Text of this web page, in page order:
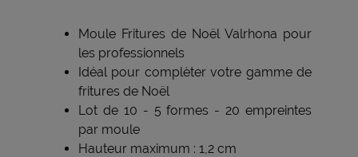
Moule Fritures de Noël Valrhona pour
les professionnels
Idéal pour complèter votre gamme de
fritures de Noël
Lot de 10 - 5 formes - 20 empreintes
par moule
Hauteur maximum : 1,2 cm